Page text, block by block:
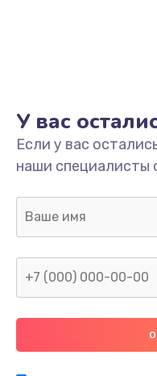
У вас
Если у вас
наши специалисты